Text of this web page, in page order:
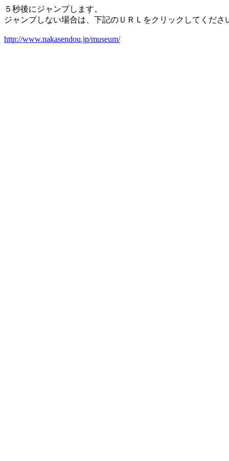
５秒後にジャンプします。
ジャンプしない場合は、下記のＵＲＬをクリックしてくださ
http://www.nakasendou.jp/museum/